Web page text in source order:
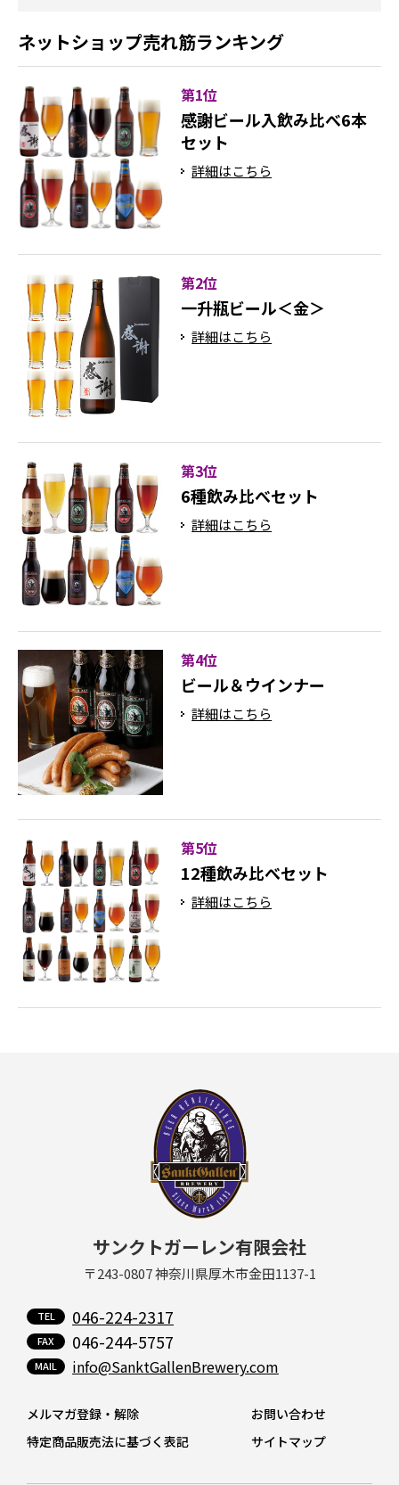
ネットショップ売れ筋ランキング
第1位
感謝ビール入飲み比べ6本
セット
詳細はこちら
第2位
一升瓶ビール＜金＞
詳細はこちら
第3位
6種飲み比べセット
詳細はこちら
第4位
ビール＆ウインナー
詳細はこちら
第5位
12種飲み比べセット
詳細はこちら
サンクトガーレン有限会社
〒243-0807 神奈川県厚木市金田1137-1
046-224-2317
046-244-5757
info@SanktGallenBrewery.com
メルマガ登録・解除
お問い合わせ
特定商品販売法に基づく表記
サイトマップ